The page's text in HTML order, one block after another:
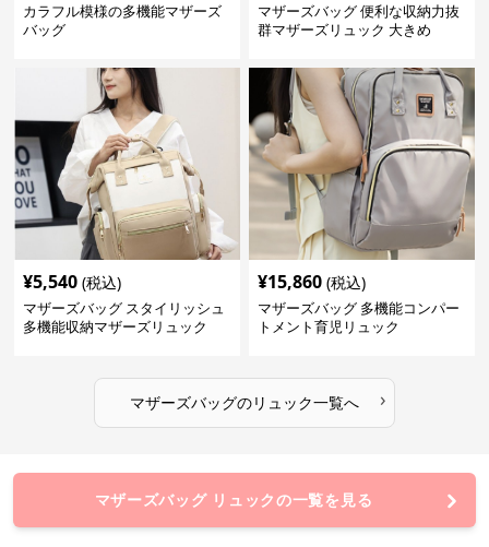
カラフル模様の多機能マザーズ
バッグ
マザーズバッグ 便利な収納力抜
群マザーズリュック 大きめ
¥5,540 (税込)
マザーズバッグ スタイリッシュ
多機能収納マザーズリュック
¥15,860 (税込)
マザーズバッグ 多機能コンパー
トメント育児リュック
マザーズバッグのリュック一覧へ ›
マザーズバッグ リュックの一覧を見る